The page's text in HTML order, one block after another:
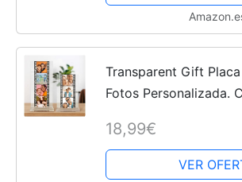
Transparent Gift
Fotos Personalizada.
Recuerdos. Regalos
Hombres, Mujeres,...
18,99€
VER